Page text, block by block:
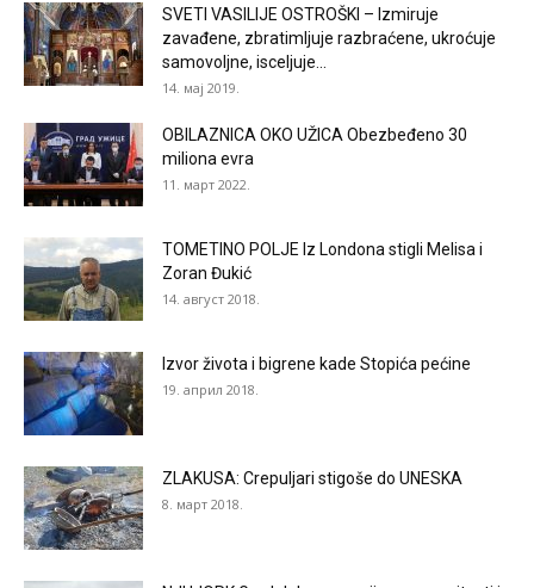
SVETI VASILIJE OSTROŠKI – Izmiruje
zavađene, zbratimljuje razbraćene, ukroćuje
samovoljne, isceljuje...
14. мај 2019.
OBILAZNICA OKO UŽICA Obezbeđeno 30
miliona evra
11. март 2022.
TOMETINO POLJE Iz Londona stigli Melisa i
Zoran Đukić
14. август 2018.
Izvor života i bigrene kade Stopića pećine
19. април 2018.
ZLAKUSA: Crepuljari stigoše do UNESKA
8. март 2018.